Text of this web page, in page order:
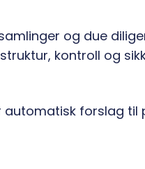
og due
kontroll og
automatisk forslag til